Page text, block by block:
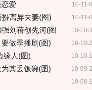
10-11-
爱
10-11-
扮离异夫妻(图)
10-10-
刘蓓创先河(图
10-10-
做季播剧(图)
10-10-
缘人(图)
10-09-
其丢饭碗(图)
10-08-